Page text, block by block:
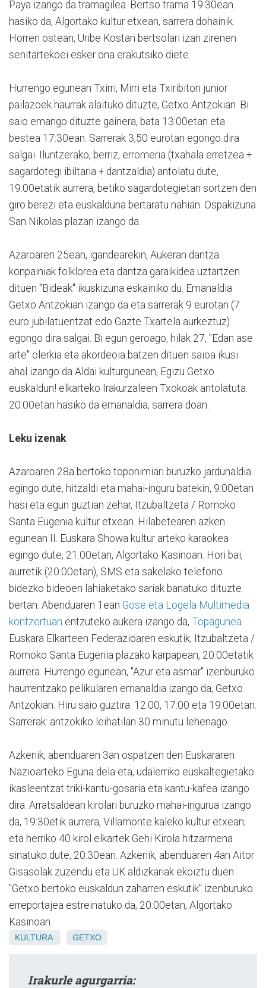
Paya izango da tramagilea. Bertso trama 19:30ean
hasiko da, Algortako kultur etxean, sarrera dohainik.
Horren ostean, Uribe Kostan bertsolari izan zirenen
senitartekoei esker ona erakutsiko diete.
Hurrengo egunean Txirri, Mirri eta Txiribiton junior
pailazoek haurrak alaituko dituzte, Getxo Antzokian. Bi
saio emango dituzte gainera, bata 13:00etan eta
bestea 17:30ean. Sarrerak 3,50 eurotan egongo dira
salgai. Iluntzerako, berriz, erromeria (txahala erretzea +
sagardotegi ibiltaria + dantzaldia) antolatu dute,
19:00etatik aurrera, betiko sagardotegietan sortzen den
giro berezi eta euskalduna bertaratu nahian. Ospakizuna
San Nikolas plazan izango da.
Azaroaren 25ean, igandearekin, Aukeran dantza
konpainiak folklorea eta dantza garaikidea uztartzen
dituen "Bideak" ikuskizuna eskainiko du. Emanaldia
Getxo Antzokian izango da eta sarrerak 9 eurotan (7
euro jubilatuentzat edo Gazte Txartela aurkeztuz)
egongo dira salgai. Bi egun geroago, hilak 27, "Edan ase
arte" olerkia eta akordeoia batzen dituen saioa ikusi
ahal izango da Aldai kulturgunean, Egizu Getxo
euskaldun! elkarteko Irakurzaleen Txokoak antolatuta.
20:00etan hasiko da emanaldia, sarrera doan.
Leku izenak
Azaroaren 28a bertoko toponimiari buruzko jardunaldia
egingo dute, hitzaldi eta mahai-inguru batekin, 9:00etan
hasi eta egun guztian zehar, Itzubaltzeta / Romoko
Santa Eugenia kultur etxean. Hilabetearen azken
egunean II. Euskara Showa kultur arteko karaokea
egingo dute, 21:00etan, Algortako Kasinoan. Hori bai,
aurretik (20:00etan), SMS eta sakelako telefono
bidezko bideoen lahiaketako sariak banatuko dituzte
bertan. Abenduaren 1ean Gose eta Logela Multimedia
kontzertuan entzuteko aukera izango da, Topagunea
Euskara Elkarteen Federazioaren eskutik, Itzubaltzeta /
Romoko Santa Eugenia plazako karpapean, 20:00etatik
aurrera. Hurrengo egunean, "Azur eta asmar" izenburuko
haurrentzako pelikularen emanaldia izango da, Getxo
Antzokian. Hiru saio guztira: 12:00, 17:00 eta 19:00etan.
Sarrerak: antzokiko leihatilan 30 minutu lehenago.
Azkenik, abenduaren 3an ospatzen den Euskararen
Nazioarteko Eguna dela eta, udalerriko euskaltegietako
ikasleentzat triki-kantu-gosaria eta kantu-kafea izango
dira. Arratsaldean kirolari buruzko mahai-ingurua izango
da, 19:30etik aurrera, Villamonte kaleko kultur etxean;
eta herriko 40 kirol elkartek Gehi Kirola hitzarmena
sinatuko dute, 20:30ean. Azkenik, abenduaren 4an Aitor
Gisasolak zuzendu eta UK aldizkariak ekoiztu duen
"Getxo bertoko euskaldun zaharren eskutik" izenburuko
erreportajea estreinatuko da, 20:00etan, Algortako
Kasinoan.
KULTURA GETXO
Irakurle agurgarria: